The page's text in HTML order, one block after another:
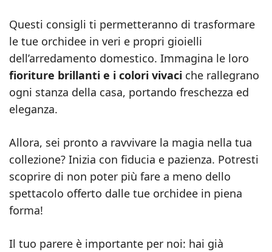
Questi consigli ti permetteranno di trasformare
le tue orchidee in veri e propri gioielli
dell’arredamento domestico. Immagina le loro
fioriture brillanti e i colori vivaci che rallegrano
ogni stanza della casa, portando freschezza ed
eleganza.
Allora, sei pronto a ravvivare la magia nella tua
collezione? Inizia con fiducia e pazienza. Potresti
scoprire di non poter più fare a meno dello
spettacolo offerto dalle tue orchidee in piena
forma!
Il tuo parere è importante per noi: hai già